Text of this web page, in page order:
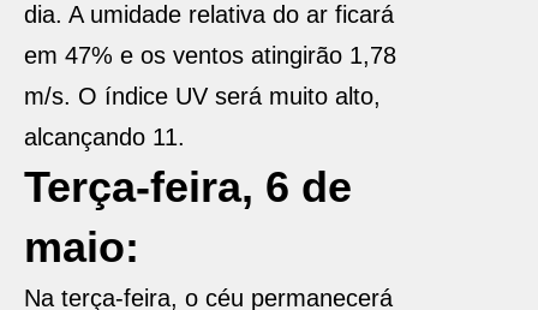
dia. A umidade relativa do ar ficará
em 47% e os ventos atingirão 1,78
m/s. O índice UV será muito alto,
alcançando 11.
Terça-feira, 6 de
maio:
Na terça-feira, o céu permanecerá